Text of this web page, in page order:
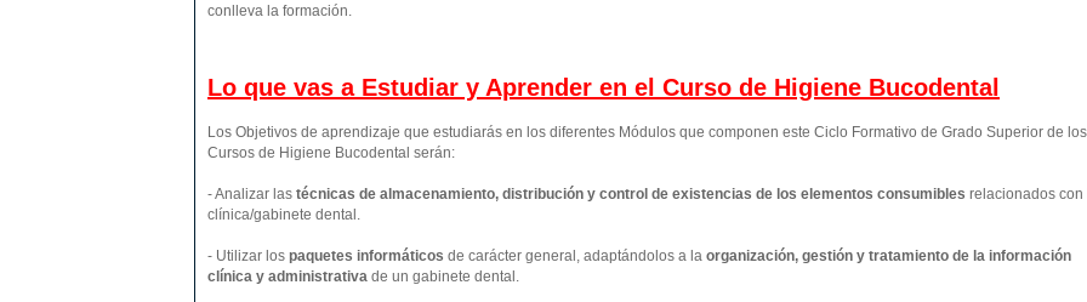
conlleva la formación.
Lo que vas a Estudiar y Aprender en el Curso de Higiene Bucodental
Los Objetivos de aprendizaje que estudiarás en los diferentes Módulos que componen este Ciclo Formativo de Grado Superior de los
Cursos de Higiene Bucodental serán:
- Analizar las técnicas de almacenamiento, distribución y control de existencias de los elementos consumibles relacionados con
clínica/gabinete dental.
- Utilizar los paquetes informáticos de carácter general, adaptándolos a la organización, gestión y tratamiento de la información
clínica y administrativa de un gabinete dental.